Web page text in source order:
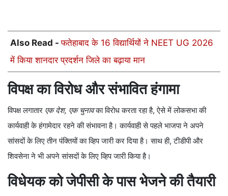
Also Read -फतेहाबाद के 16 विद्यार्थियों ने NEET UG 2026
में किया शानदार प्रदर्शन जिले का बढ़ाया मान
विपक्ष का विरोध और संभावित हंगामा
विपक्ष लगातार एक देश, एक चुनावका विरोध करता रहा है, ऐसे में लोकसभा की
कार्यवाही के हंगामेदार रहने की संभावना है। कार्यवाही से पहले भाजपा ने अपने
सांसदों के लिए तीन पंक्तियों का व्हिप जारी कर दिया है। साथ ही, टीडीपी और
शिवसेना ने भी अपने सांसदों के लिए व्हिप जारी किया है।
विधेयक को जेपीसी के पास भेजने की तैयारी